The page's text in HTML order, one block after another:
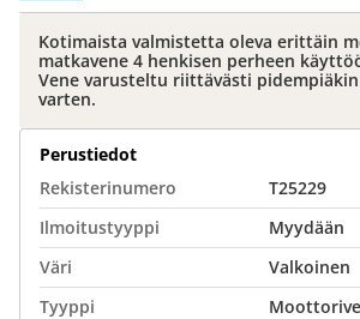
Kotimaista valmistetta oleva erittäin
matkavene 4 henkisen perheen
Vene varusteltu riittävästi
varten.
Perustiedot
Rekisterinumero
T25229
Ilmoitustyyppi
Myydään
Väri
Valkoinen
Tyyppi